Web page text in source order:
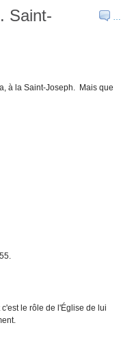
…
Saint-
à la Saint-Joseph. Mais que
le rôle de l'Église de lui